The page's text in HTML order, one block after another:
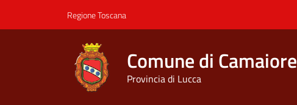
Regione Toscana
Comune di Camaiore
Provincia di Lucca